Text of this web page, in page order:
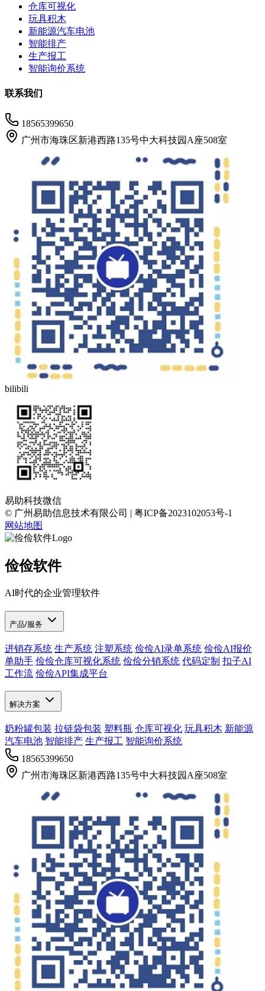
仓库可视化
玩具积木
新能源汽车电池
智能排产
生产报工
智能询价系统
联系我们
18565399650
广州市海珠区新港西路135号中大科技园A座508室
bilibili
易助科技微信
© 广州易助信息技术有限公司 | 粤ICP备2023102053号-1
网站地图
俭俭软件
AI时代的企业管理软件
产品/服务
进销存系统 生产系统 注塑系统 俭俭AI录单系统 俭俭AI报价
单助手 俭俭仓库可视化系统 俭俭分销系统 代码定制 扣子AI
工作流 俭俭API集成平台
解决方案
奶粉罐包装 拉链袋包装 塑料瓶 仓库可视化 玩具积木 新能源
汽车电池 智能排产 生产报工 智能询价系统
18565399650
广州市海珠区新港西路135号中大科技园A座508室